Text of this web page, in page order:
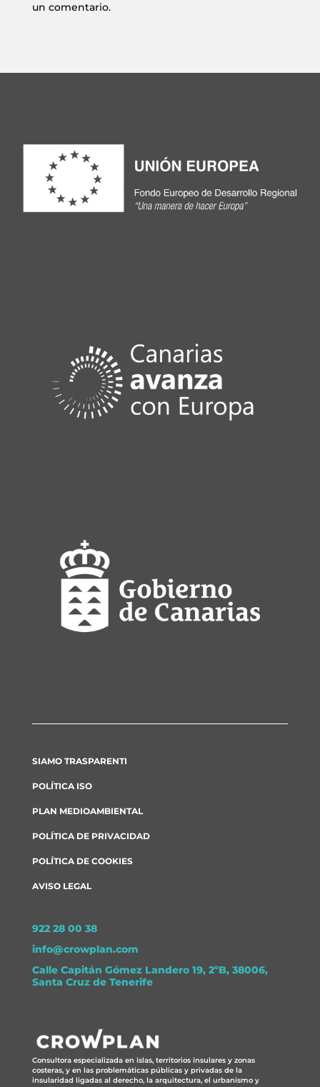
un comentario.
SIAMO TRASPARENTI
POLÍTICA ISO
PLAN MEDIOAMBIENTAL
POLÍTICA DE PRIVACIDAD
POLÍTICA DE COOKIES
AVISO LEGAL
922 28 00 38
info@crowplan.com
Calle Capitán Gómez Landero 19, 2ºB, 38006,
Santa Cruz de Tenerife
Consultora especializada en islas, territorios insulares y zonas
costeras, y en las problemáticas públicas y privadas de la
insularidad ligadas al derecho, la arquitectura, el urbanismo y